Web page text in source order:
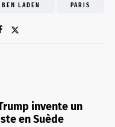
BEN LADEN PARIS
invente un
en Suède